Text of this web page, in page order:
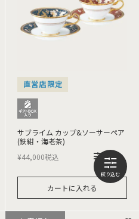
直営店限定
サブライム カップ&ソーサーペア
(鉄紺・海老茶)
¥44,000税込
カートに入れる